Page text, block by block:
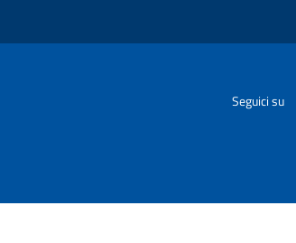
Seguici su